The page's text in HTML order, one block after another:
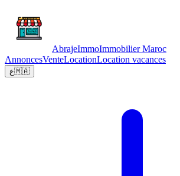
AbrajeImmoImmobilier Maroc
AnnoncesVenteLocationLocation vacances
ع🇲🇦